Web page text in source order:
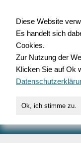
für
Diese Website
Es handelt sich
Cookies.
Zur Nutzung der
Klicken Sie auf Ok
Ok, ich stimme zu.